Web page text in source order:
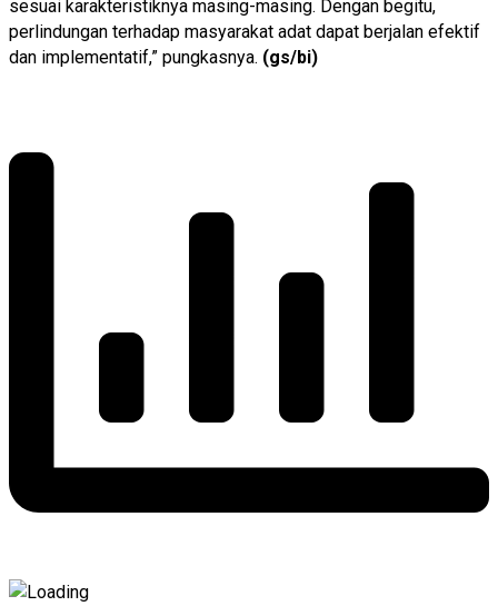
sesuai karakteristiknya masing-masing. Dengan begitu,
perlindungan terhadap masyarakat adat dapat berjalan efektif
dan implementatif,” pungkasnya. (gs/bi)